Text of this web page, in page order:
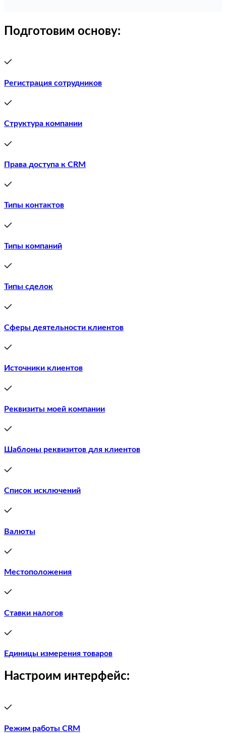
Подготовим основу:
Регистрация сотрудников
Структура компании
Права доступа к CRM
Типы контактов
Типы компаний
Типы сделок
Сферы деятельности клиентов
Источники клиентов
Реквизиты моей компании
Шаблоны реквизитов для клиентов
Список исключений
Валюты
Местоположения
Ставки налогов
Единицы измерения товаров
Настроим интерфейс:
Режим работы CRM